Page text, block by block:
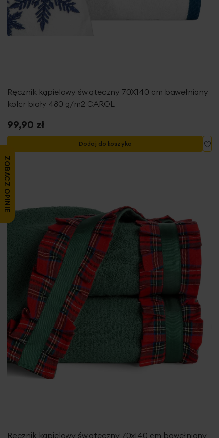
Ręcznik kąpielowy świąteczny 70X140 cm bawełniany
kolor biały 480 g/m2 CAROL
99,90 zł
Dodaj do koszyka
Ręcznik kąpielowy świąteczny 70x140 cm bawełniany
ZOBACZ OPINIE